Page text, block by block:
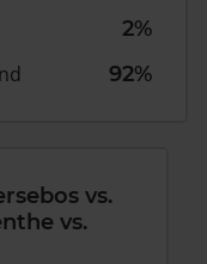
2%
92%
vs.
vs.